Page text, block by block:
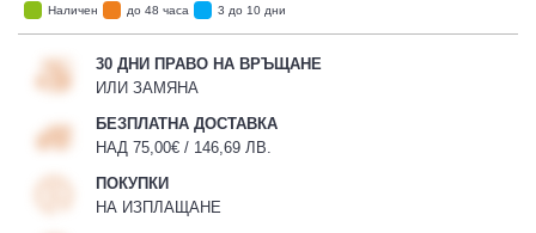
Наличен до 48 часа 3 до 10 дни
30 ДНИ ПРАВО НА ВРЪЩАНЕ
ИЛИ ЗАМЯНА
БЕЗПЛАТНА ДОСТАВКА
НАД 75,00€ / 146,69 ЛВ.
ПОКУПКИ
НА ИЗПЛАЩАНЕ